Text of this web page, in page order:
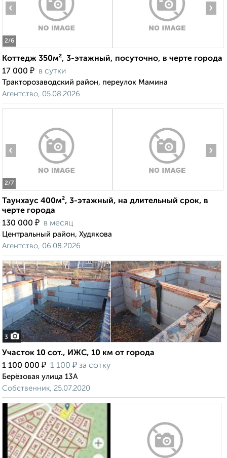
2/6
‹ ›
Коттедж 350м², 3-этажный, посуточно, в черте города
17 000 ₽ в сутки
Тракторозаводский район, переулок Мамина
Агентство, 05.08.2026
2/7
‹ ›
Таунхаус 400м², 3-этажный, на длительный срок, в
черте города
130 000 ₽ в месяц
Центральный район, Худякова
Агентство, 06.08.2026
3
Участок 10 сот., ИЖС, 10 км от города
1 100 000 ₽ 1 100 ₽ за сотку
Берёзовая улица 13А
Собственник, 25.07.2020